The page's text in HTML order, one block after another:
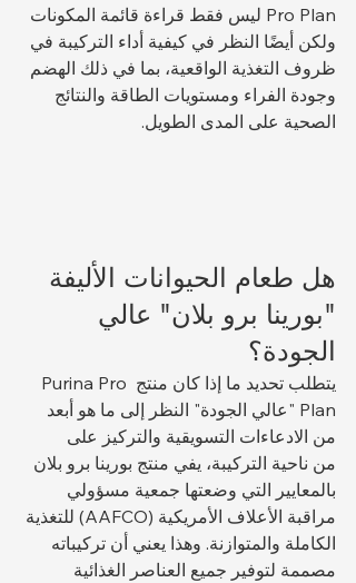
Pro Plan ليس فقط قراءة قائمة المكونات
ولكن أيضًا النظر في كيفية أداء التركيبة في
ظروف التغذية الواقعية، بما في ذلك الهضم
وجودة الفراء ومستويات الطاقة والنتائج
الصحية على المدى الطويل.
هل طعام الحيوانات الأليفة
"بورينا برو بلان" عالي
الجودة؟
يتطلب تحديد ما إذا كان منتج Purina Pro
Plan "عالي الجودة" النظر إلى ما هو أبعد
من الادعاءات التسويقية والتركيز على
من ناحية التركيبة، يفي منتج بورينا برو بلان
بالمعايير التي وضعتها جمعية مسؤولي
مراقبة الأعلاف الأمريكية (AAFCO) للتغذية
الكاملة والمتوازنة. وهذا يعني أن تركيباته
مصممة لتوفير جميع العناصر الغذائية